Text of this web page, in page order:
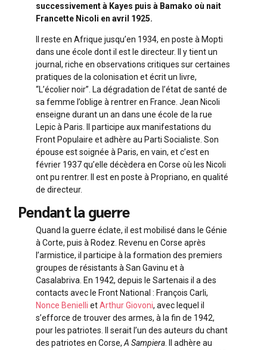
successivement à Kayes puis à Bamako où nait
Francette Nicoli en avril 1925.
Il reste en Afrique jusqu’en 1934, en poste à Mopti
dans une école dont il est le directeur. Il y tient un
journal, riche en observations critiques sur certaines
pratiques de la colonisation et écrit un livre,
“L’écolier noir”. La dégradation de l’état de santé de
sa femme l’oblige à rentrer en France. Jean Nicoli
enseigne durant un an dans une école de la rue
Lepic à Paris. Il participe aux manifestations du
Front Populaire et adhère au Parti Socialiste. Son
épouse est soignée à Paris, en vain, et c’est en
février 1937 qu’elle décèdera en Corse où les Nicoli
ont pu rentrer. Il est en poste à Propriano, en qualité
de directeur.
Pendant la guerre
Quand la guerre éclate, il est mobilisé dans le Génie
à Corte, puis à Rodez. Revenu en Corse après
l’armistice, il participe à la formation des premiers
groupes de résistants à San Gavinu et à
Casalabriva. En 1942, depuis le Sartenais il a des
contacts avec le Front National : François Carli,
Nonce Benielli etArthur Giovoni, avec lequel il
s’efforce de trouver des armes, à la fin de 1942,
pour les patriotes. Il serait l’un des auteurs du chant
des patriotes en Corse,A Sampiera. Il adhère au